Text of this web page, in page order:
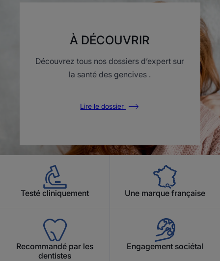
À DÉCOUVRIR
Découvrez tous nos dossiers d’expert sur
la santé des gencives .
Lire le dossier
Testé cliniquement Une marque française
Recommandé par les
dentistes
Engagement sociétal